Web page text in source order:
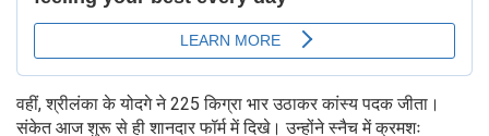
वहीं, श्रीलंका के योदगे ने 225 किग्रा भार उठाकर कांस्य पदक जीता।
संकेत आज शुरू से ही शानदार फॉर्म में दिखे। उन्होंने स्नैच में क्रमशः